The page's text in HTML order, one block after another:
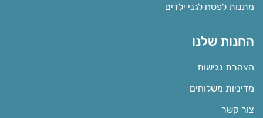
מתנות לפסח לגני ילדים
החנות שלנו
הצהרת נגישות
מדיניות משלוחים
צור קשר